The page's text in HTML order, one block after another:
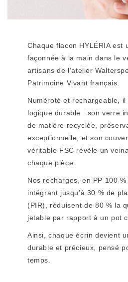
Chaque flacon HYLÉRIA est
façonnée à la main dans le
artisans de l’atelier
Patrimoine Vivant français.
Numéroté et rechargeable, il
logique durable : son verre
de matière recyclée,
exceptionnelle, et son
véritable FSC révèle un
chaque pièce.
Nos recharges, en PP 100
intégrant jusqu’à 30 % de
(PIR), réduisent de 80 % la
jetable par rapport à un pot
Ainsi, chaque écrin devient
durable et précieux, pensé
temps.